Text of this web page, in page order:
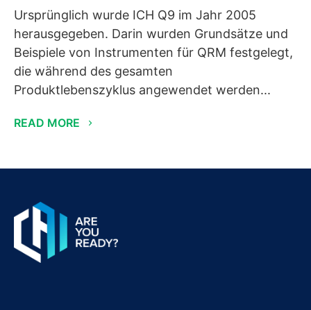
Ursprünglich wurde ICH Q9 im Jahr 2005
herausgegeben. Darin wurden Grundsätze und
Beispiele von Instrumenten für QRM festgelegt,
die während des gesamten
Produktlebenszyklus angewendet werden...
READ MORE